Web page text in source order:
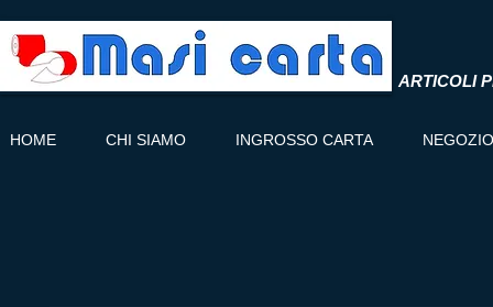
ARTICOLI
HOME CHI SIAMO INGROSSO CARTA NEGOZIO